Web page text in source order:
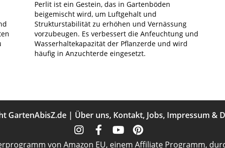
Perlit ist ein Gestein, das in Gartenböden
beigemischt wird, um Luftgehalt und
Strukturstabilität zu erhöhen und Vernässung
vorzubeugen. Es verbessert die Anfeuchtung und
Wasserhaltekapazität der Pflanzerde und wird
häufig in Anzuchterde eingesetzt.
GartenAbisZ.de | Über uns, Kontakt, Jobs, Impressum &
von Amazon EU, einem Affiliate Programm,